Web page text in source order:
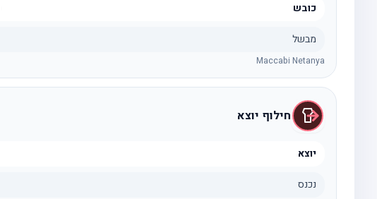
כובש
מבשל
Maccabi Netanya
חילוף יוצא
יוצא
נכנס